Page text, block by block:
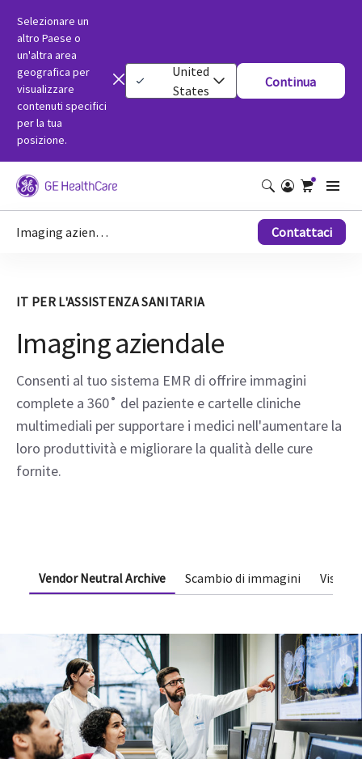
Selezionare un
altro Paese o
un'altra area
geografica per
visualizzare
contenuti specifici
per la tua
posizione.
United
States
Continua
Imaging aziendale Contattaci
IT PER L'ASSISTENZA SANITARIA
Imaging aziendale
Consenti al tuo sistema EMR di offrire immagini
complete a 360˚ del paziente e cartelle cliniche
multimediali per supportare i medici nell'aumentare la
loro produttività e migliorare la qualità delle cure
fornite.
Vendor Neutral Archive Scambio di immagini